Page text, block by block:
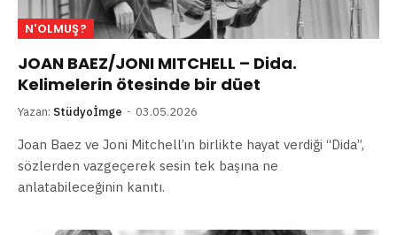
N'OLMUŞ?
JOAN BAEZ/JONI MITCHELL – Dida.
Kelimelerin ötesinde bir düet
Yazan: Stüdyoİmge 03.05.2026
Joan Baez ve Joni Mitchell’ın birlikte hayat verdiği “Dida”,
sözlerden vazgeçerek sesin tek başına ne
anlatabileceğinin kanıtı.